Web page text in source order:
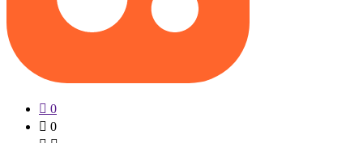
0
0